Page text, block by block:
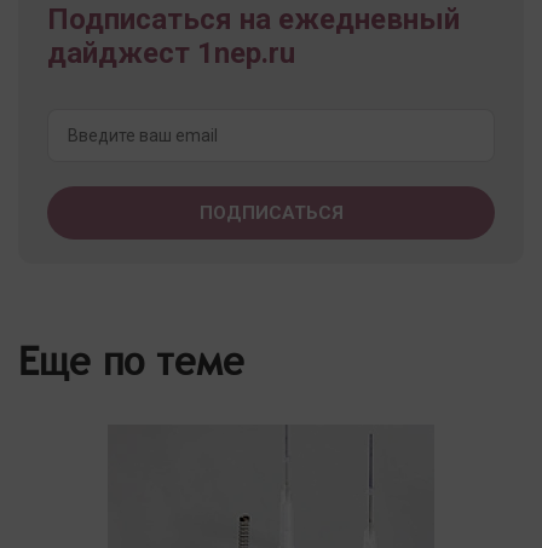
Подписаться на ежедневный
дайджест 1nep.ru
Еще по теме